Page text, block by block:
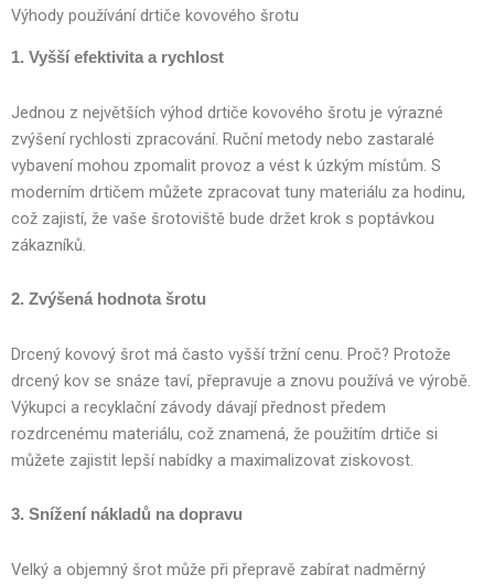
Výhody používání drtiče kovového šrotu
1. Vyšší efektivita a rychlost
Jednou z největších výhod drtiče kovového šrotu je výrazné
zvýšení rychlosti zpracování. Ruční metody nebo zastaralé
vybavení mohou zpomalit provoz a vést k úzkým místům. S
moderním drtičem můžete zpracovat tuny materiálu za hodinu,
což zajistí, že vaše šrotoviště bude držet krok s poptávkou
zákazníků.
2. Zvýšená hodnota šrotu
Drcený kovový šrot má často vyšší tržní cenu. Proč? Protože
drcený kov se snáze taví, přepravuje a znovu používá ve výrobě.
Výkupci a recyklační závody dávají přednost předem
rozdrcenému materiálu, což znamená, že použitím drtiče si
můžete zajistit lepší nabídky a maximalizovat ziskovost.
3. Snížení nákladů na dopravu
Velký a objemný šrot může při přepravě zabírat nadměrný